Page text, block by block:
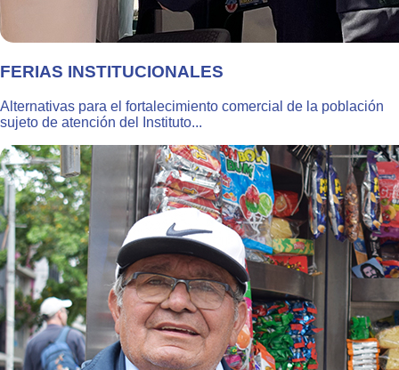
FERIAS INSTITUCIONALES
Alternativas para el fortalecimiento comercial de la población
sujeto de atención del Instituto...